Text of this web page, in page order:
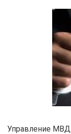
Управление МВД